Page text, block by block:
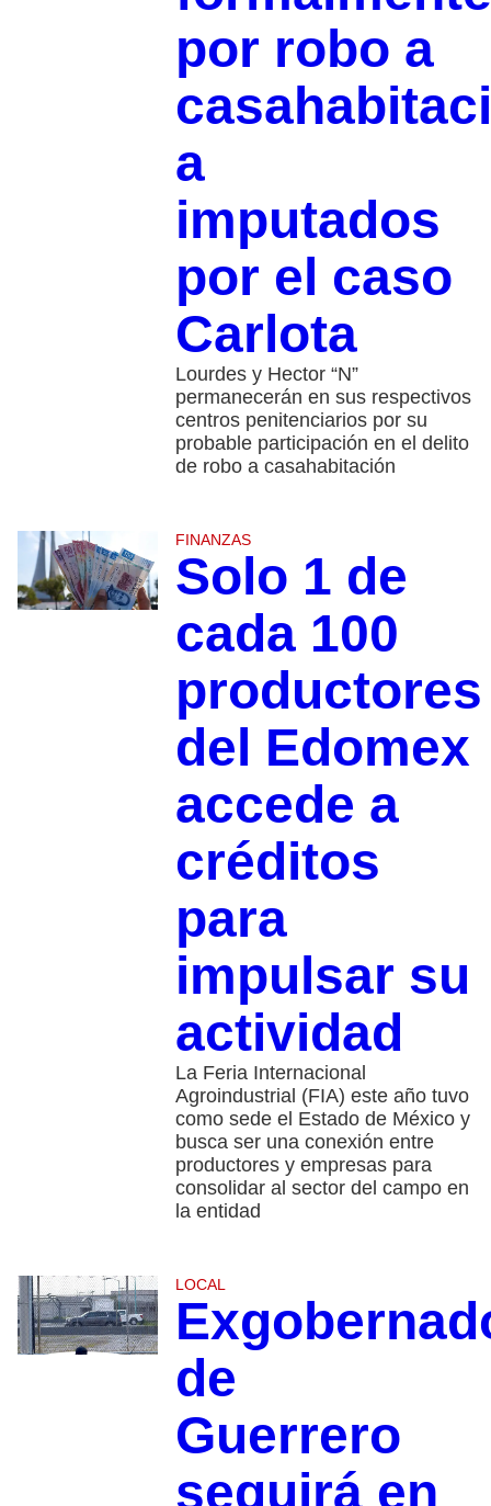
por robo a
a
imputados
por el caso
Carlota
Lourdes y Hector “N”
permanecerán en sus respectivos
centros penitenciarios por su
probable participación en el delito
de robo a casahabitación
FINANZAS
Solo 1 de
cada 100
productores
del Edomex
accede a
créditos
para
impulsar su
actividad
La Feria Internacional
Agroindustrial (FIA) este año tuvo
como sede el Estado de México y
busca ser una conexión entre
productores y empresas para
consolidar al sector del campo en
la entidad
LOCAL
de
Guerrero
seguirá en